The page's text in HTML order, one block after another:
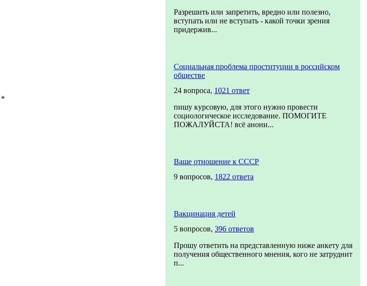
*
Разрешить или запретить, вредно или полезно,
вступать или не вступать - какой точки зрения
придержив...
Социальная проблема проституции в российском
обществе
24 вопроса, 1021 ответ
пишу курсовую, для этого нужно провести
социологическое исследование. ПОМОГИТЕ
ПОЖАЛУЙСТА! всё анони...
Ваше отношение к СССР
9 вопросов, 1822 ответа
Вакцинация детей
5 вопросов, 396 ответов
Прошу ответить на представленную ниже анкету для
получения общественного мнения, кого не затруднит
п...